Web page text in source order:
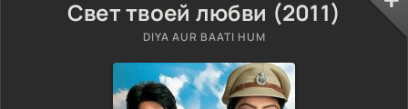
Свет твоей любви (2011)
DIYA AUR BAATI HUM